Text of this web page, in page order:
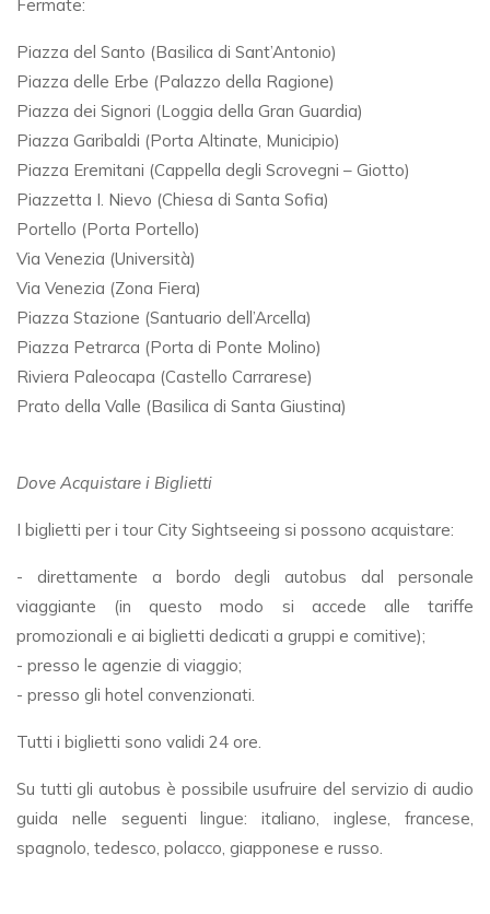
Fermate:
Piazza del Santo (Basilica di Sant’Antonio)
Piazza delle Erbe (Palazzo della Ragione)
Piazza dei Signori (Loggia della Gran Guardia)
Piazza Garibaldi (Porta Altinate, Municipio)
Piazza Eremitani (Cappella degli Scrovegni – Giotto)
Piazzetta I. Nievo (Chiesa di Santa Sofia)
Portello (Porta Portello)
Via Venezia (Università)
Via Venezia (Zona Fiera)
Piazza Stazione (Santuario dell’Arcella)
Piazza Petrarca (Porta di Ponte Molino)
Riviera Paleocapa (Castello Carrarese)
Prato della Valle (Basilica di Santa Giustina)
Dove Acquistare i Biglietti
I biglietti per i tour City Sightseeing si possono acquistare:
- direttamente a bordo degli autobus dal personale
viaggiante (in questo modo si accede alle tariffe
promozionali e ai biglietti dedicati a gruppi e comitive);
- presso le agenzie di viaggio;
- presso gli hotel convenzionati.
Tutti i biglietti sono validi 24 ore.
Su tutti gli autobus è possibile usufruire del servizio di audio
guida nelle seguenti lingue: italiano, inglese, francese,
spagnolo, tedesco, polacco, giapponese e russo.